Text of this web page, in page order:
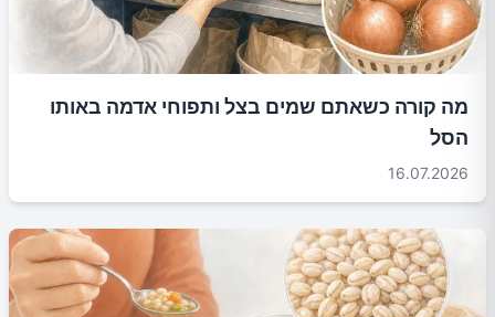
מה קורה כשאתם שמים בצל ותפוחי אדמה באותו
הסל
16.07.2026